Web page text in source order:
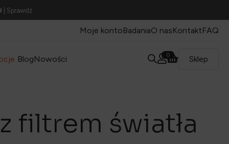
| Sprawdź
Moje kontoBadaniaO nasKontaktFAQ
BlogNowości 0 Sklep
filtrem światła